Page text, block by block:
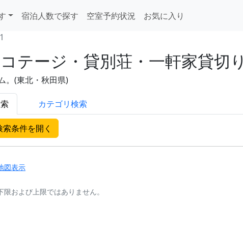
宿泊人数で探す 空室予約状況
お気に入り
テージ・貸別荘・一軒家貸切り
。(東北・秋田県)
カテゴリ検索
索条件を開く
図表示
および上限ではありません。